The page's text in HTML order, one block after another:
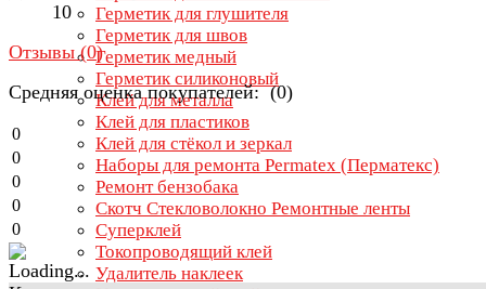
Герметик для глушителя
Герметик для швов
Герметик медный
Герметик силиконовый
Клей для металла
Клей для пластиков
Клей для стёкол и зеркал
Наборы для ремонта Permatex (Перматекс)
Ремонт бензобака
Скотч Стекловолокно Ремонтные ленты
Суперклей
Токопроводящий клей
Удалитель наклеек
10
Отзывы (0)
Средняя оценка покупателей: (0)
0
0
0
0
0